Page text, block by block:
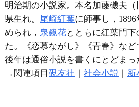
明治期の小説家。本名加藤磯夫
県生れ。 尾崎紅葉に師事し，
められ， 泉鏡花とともに紅葉門
た。《恋慕ながし》《青春》など
後年は通俗小説を書くにとどまっ
→関連項目 硯友社 社会小説 新